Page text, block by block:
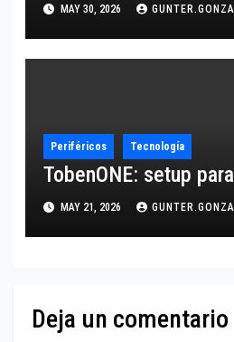
MAY 30, 2026
Periféricos Tecnología
TobenONE: setup
MAY 21, 2026
Deja un comentario